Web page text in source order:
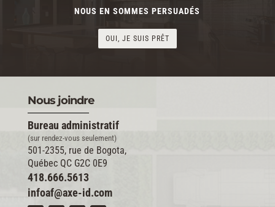
NOUS EN SOMMES PERSUADÉS
OUI, JE SUIS PRÊT
Nous joindre
Bureau administratif
(sur rendez-vous seulement)
501-2355, rue de Bogota,
Québec QC G2C 0E9
418.666.5613
infoaf@axe-id.com